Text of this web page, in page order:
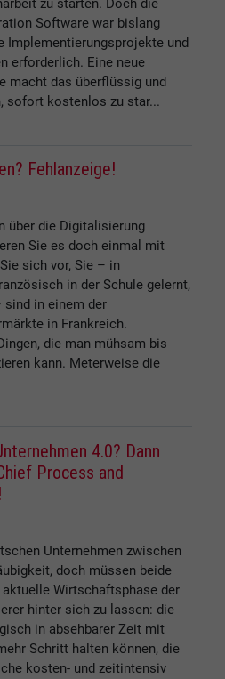
zu starten. Doch die
Software war bislang
Implementierungsprojekte und
erforderlich. Eine neue
macht das überflüssig und
sofort kostenlos zu star...
Fehlanzeige!
über die Digitalisierung
Sie es doch einmal mit
sich vor, Sie – in
in der Schule gelernt,
sind in einem der
in Frankreich.
die man mühsam bis
kann. Meterweise die
4.0? Dann
Process and
Unternehmen zwischen
doch müssen beide
Wirtschaftsphase der
hinter sich zu lassen: die
in absehbarer Zeit mit
Schritt halten können, die
kosten- und zeitintensiv